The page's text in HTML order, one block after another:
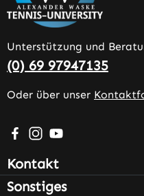
Unterstützung und
(0) 69 97947135
Oder über unser
Besuche uns auf
Schau auf Instagram
Sieh dir unsere
Kontakt
Sonstiges